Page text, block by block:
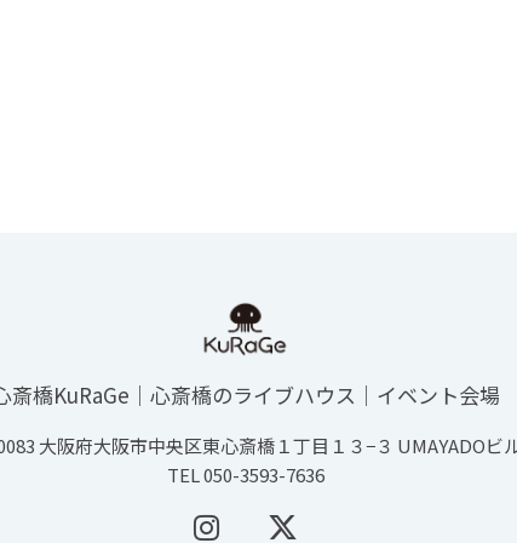
斎橋KuRaGe│心斎橋のライブハウス│イベント会場
大阪府大阪市中央区東心斎橋１丁目１３−３ UMAYADOビ
TEL 050-3593-7636